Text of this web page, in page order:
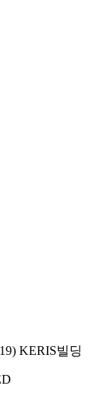
KERIS빌딩